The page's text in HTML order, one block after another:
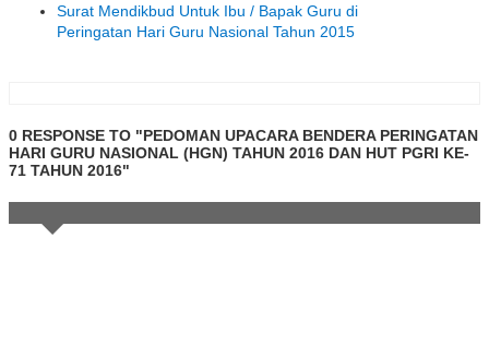
Surat Mendikbud Untuk Ibu / Bapak Guru di
Peringatan Hari Guru Nasional Tahun 2015
0 RESPONSE TO "PEDOMAN UPACARA BENDERA PERINGATAN
HARI GURU NASIONAL (HGN) TAHUN 2016 DAN HUT PGRI KE-
71 TAHUN 2016"